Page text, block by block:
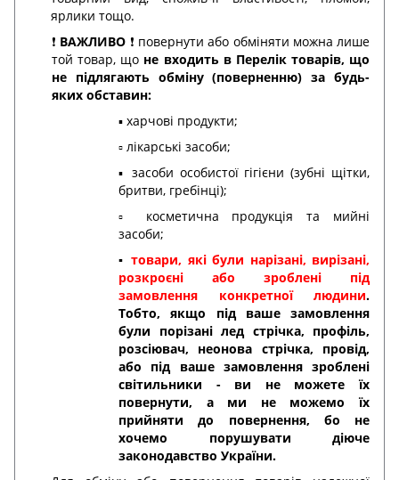
ярлики тощо.
❗️ ВАЖЛИВО ❗️ повернути або обміняти можна лише
той товар, що не входить в Перелік товарів, що
не підлягають обміну (поверненню) за будь-
яких обставин:
▪️ харчові продукти;
▫️ лікарські засоби;
▪️ засоби особистої гігієни (зубні щітки,
бритви, гребінці);
▫️ косметична продукція та мийні
засоби;
▪️ товари, які були нарізані, вирізані,
розкроєні або зроблені під
замовлення конкретної людини.
Тобто, якщо під ваше замовлення
були порізані лед стрічка, профіль,
розсіювач, неонова стрічка, провід,
або під ваше замовлення зроблені
світильники - ви не можете їх
повернути, а ми не можемо їх
прийняти до повернення, бо не
хочемо порушувати діюче
законодавство України.